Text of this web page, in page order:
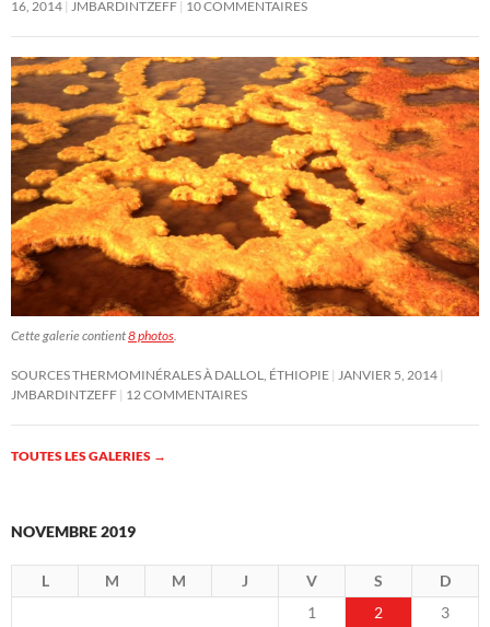
16, 2014 JMBARDINTZEFF 10 COMMENTAIRES
Cette galerie contient8 photos
SOURCES THERMOMINÉRALES À DALLOL, ÉTHIOPIE
JANVIER 5, 2014
JMBARDINTZEFF 12 COMMENTAIRES
TOUTES LES GALERIES →
NOVEMBRE 2019
L M M J V S
D
1
2
3